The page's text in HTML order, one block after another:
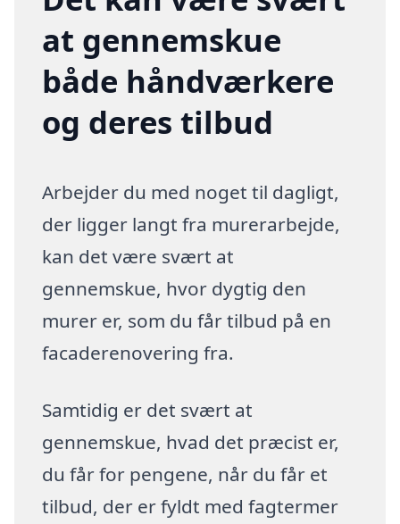
at gennemskue
både håndværkere
og deres tilbud
Arbejder du med noget til dagligt,
der ligger langt fra murerarbejde,
kan det være svært at
gennemskue, hvor dygtig den
murer er, som du får tilbud på en
facaderenovering fra.
Samtidig er det svært at
gennemskue, hvad det præcist er,
du får for pengene, når du får et
tilbud, der er fyldt med fagtermer